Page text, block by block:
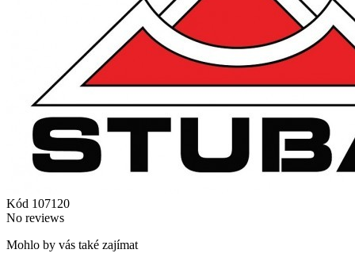
Kód 107120
No reviews
Mohlo by vás také zajímat